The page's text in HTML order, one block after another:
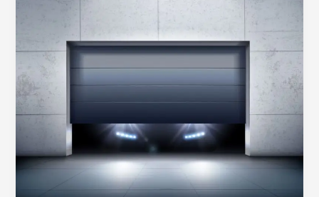
τηλεκοντρόλ
Οδηγός
για
τιμές,
πλακέτα
και
κυλιόμενο
κωδικό